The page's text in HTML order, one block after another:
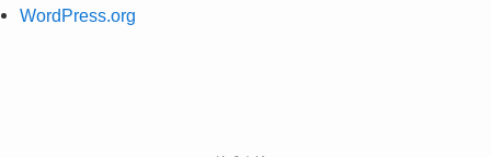
WordPress.org